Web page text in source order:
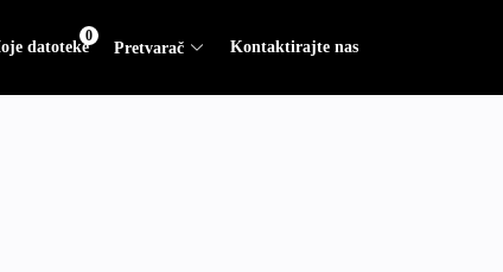
datoteke
0
Pretvarač Kontaktirajte nas